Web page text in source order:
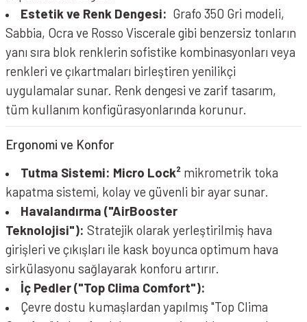
Estetik ve Renk Dengesi: Grafo 350 Gri modeli,
Sabbia, Ocra ve Rosso Viscerale gibi benzersiz tonların
yanı sıra blok renklerin sofistike kombinasyonları veya
renkleri ve çıkartmaları birleştiren yenilikçi
uygulamalar sunar. Renk dengesi ve zarif tasarım,
tüm kullanım konfigürasyonlarında korunur.
Ergonomi ve Konfor
Tutma Sistemi: Micro Lock² mikrometrik toka
kapatma sistemi, kolay ve güvenli bir ayar sunar.
Havalandırma ("AirBooster
Teknolojisi"): Stratejik olarak yerleştirilmiş hava
girişleri ve çıkışları ile kask boyunca optimum hava
sirkülasyonu sağlayarak konforu artırır.
İç Pedler ("Top Clima Comfort"):
Çevre dostu kumaşlardan yapılmış "Top Clima